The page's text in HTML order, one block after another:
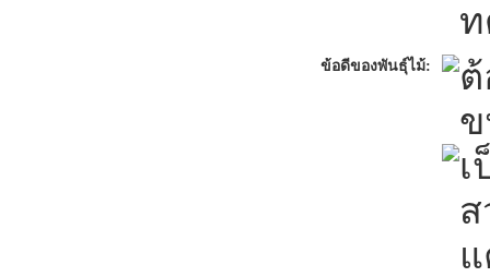
ข้อดีของพันธุ์ไม้:
ข